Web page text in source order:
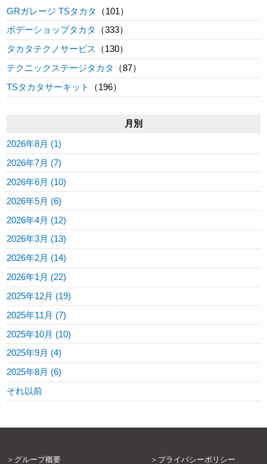
GRガレージ TSタカタ
（101）
ボデーショップタカタ
（333）
タカタテクノサービス
（130）
テクニックステージタカタ
（87）
TSタカタサーキット
（196）
月別
2026年8月 (1)
2026年7月 (7)
2026年6月 (10)
2026年5月 (6)
2026年4月 (12)
2026年3月 (13)
2026年2月 (14)
2026年1月 (22)
2025年12月 (19)
2025年11月 (7)
2025年10月 (10)
2025年9月 (4)
2025年8月 (6)
それ以前
グループ概要 プライバシーポリシー